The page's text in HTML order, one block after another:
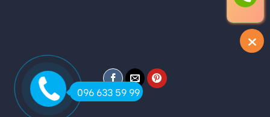
096 633 59 99